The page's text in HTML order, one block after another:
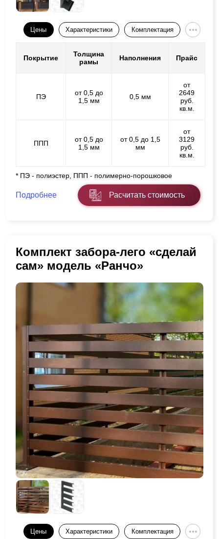
Цены Характеристики Комплектация
Покрытие
Толщина
рамы
Наполнения Прайс
ПЭ
от 0,5 до
1,5 мм
0,5 мм
от
2649
руб.
кв.м.
ППП
от 0,5 до
1,5 мм
от 0,5 до 1,5
мм
от
3129
руб.
кв.м.
* ПЭ - полиэстер, ППП - полимерно-порошковое
Подробнее Расчитать стоимость
Комплект забора-лего «сделай
сам» модель «Ранчо»
Цены Характеристики Комплектация